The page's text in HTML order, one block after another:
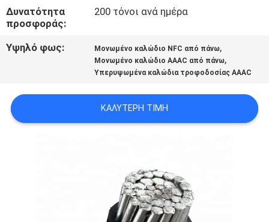
ΕΙΔΉΣΕΙΣ
ΑΠΌΣΠΑΣΜΑ
Δυνατότητα
προσφοράς:
200 τόνοι ανά ημέρα
Υψηλό φως: Μονωμένο καλώδιο NFC από πάνω,
Μονωμένο καλώδιο AAAC από πάνω,
Υπερυψωμένα καλώδια τροφοδοσίας AAAC
ΚΑΛΎΤΕΡΗ ΤΙΜΉ